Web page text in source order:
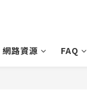
網路資源 FAQ